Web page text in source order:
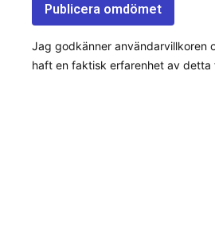
Jag godkänner användarvillkoren
haft en faktisk erfarenhet av detta